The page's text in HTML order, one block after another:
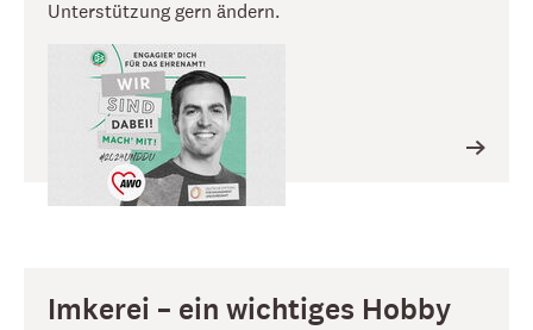
Unterstützung gern ändern.
Imkerei – ein wichtiges Hobby